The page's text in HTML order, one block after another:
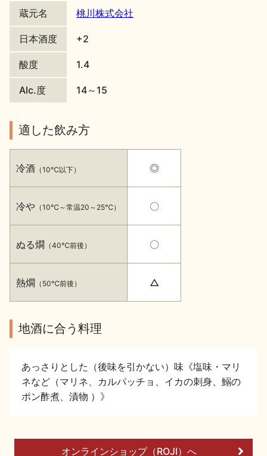
日本酒の楽しみ方特集
地酒・イベント情報
地酒蔵元会WEB展示会 地酒蔵元会利酒会
地酒蔵元会とは
蔵元名 桃川株式会社
日本酒度 +2
酸度 1.4
Alc.度 14～15
適した飲み方
冷酒 （10℃以下）
冷や （10℃～常温20～25℃）
ぬる燗 （40℃前後）
熱燗 （50℃前後）
◎
〇
〇
△
地酒に合う料理
あっさりとした（後味を引かない）味《塩味・マリ
ネなど（マリネ、カルパッチョ、イカの刺身、鰯の
ポン酢煮、漬物 ）》
オンラインショップ（ROJI）へ